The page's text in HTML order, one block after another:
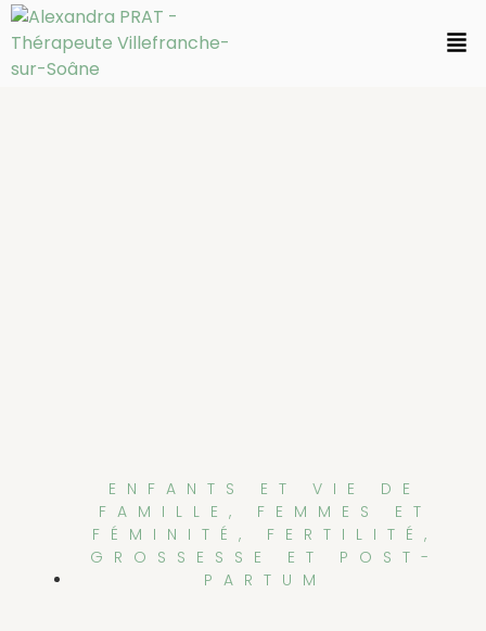
ENFANTS ET VIE DE
FAMILLE , FEMMES ET
FÉMINITÉ , FERTILITÉ,
GROSSESSE ET POST-
PARTUM